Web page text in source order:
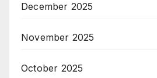
December 2025
November 2025
October 2025